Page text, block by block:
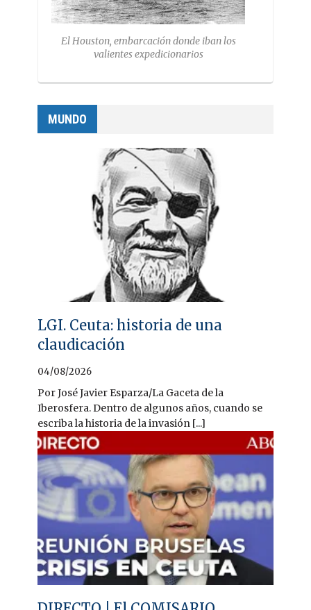
El Houston, embarcación donde iban los
valientes expedicionarios
MUNDO
LGI. Ceuta: historia de una
claudicación
04/08/2026
Por José Javier Esparza/La Gaceta de la
Iberosfera. Dentro de algunos años, cuando se
escriba la historia de la invasión [...]